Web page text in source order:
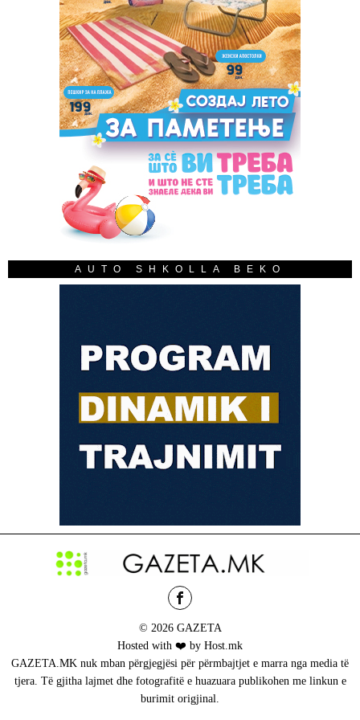
AUTO SHKOLLA BEKO
© 2026 GAZETA
Hosted with ❤️ by Host.mk
GAZETA.MK nuk mban përgjegjësi për përmbajtjet e marra nga media të
tjera. Të gjitha lajmet dhe fotografitë e huazuara publikohen me linkun e
burimit origjinal.